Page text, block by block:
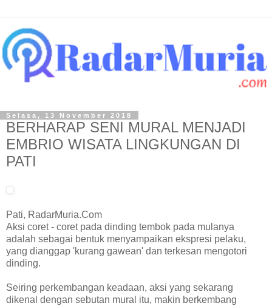
Selasa, 13 November 2018
BERHARAP SENI MURAL MENJADI
EMBRIO WISATA LINGKUNGAN DI
PATI
Pati, RadarMuria.Com
Aksi coret - coret pada dinding tembok pada mulanya
adalah sebagai bentuk menyampaikan ekspresi pelaku,
yang dianggap 'kurang gawean' dan terkesan mengotori
dinding.
Seiring perkembangan keadaan, aksi yang sekarang
dikenal dengan sebutan mural itu, makin berkembang